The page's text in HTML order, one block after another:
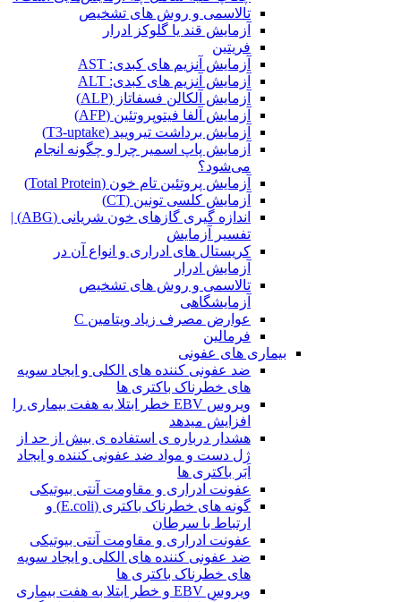
تالاسمی و روش های تشخیص
آزمایش قند یا گلوکز ادرار
فریتین
آزمایش آنزیم های کبدی: AST
آزمایش آنزیم های کبدی: ALT
آزمایش آلکالن فسفاتاز (ALP)
آزمایش آلفا فیتوپروتئین (AFP)
آزمایش برداشت تیرویید (T3-uptake)
آزمایش پاپ اسمیر چرا و چگونه انجام
می‌شود؟
آزمایش پروتئین تام خون (Total Protein)
آزمایش کلسی تونین (CT)
اندازه گیری گازهای خون شریانی (ABG) |
تفسیر آزمایش
کریستال ‌های ادراری و انواع آن در
آزمایش ادرار
تالاسمی و روش های تشخیص
آزمایشگاهی
عوارض مصرف زیاد ویتامین C
فرمالین
بیماری های عفونی
ضد عفونی کننده های الکلی و ایجاد سویه
های خطرناک باکتری ها
ویروس EBV خطر ابتلا به هفت بیماری را
افزایش میدهد
هشدار درباره ی استفاده ی بیش از حد از
ژل دست و مواد ضد عفونی کننده و ایجاد
اَبَر باکتری ها
عفونت ادراری و مقاومت آنتی بیوتیکی
گونه های خطرناک باکتری (E.coli) و
ارتباط با سرطان
عفونت ادراری و مقاومت آنتی بیوتیکی
ضد عفونی کننده های الکلی و ایجاد سویه
های خطرناک باکتری ها
ویروس EBV و خطر ابتلا به هفت بیماری